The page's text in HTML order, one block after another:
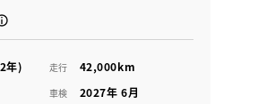
年) 走行 42,000km
車検 2027年 6月